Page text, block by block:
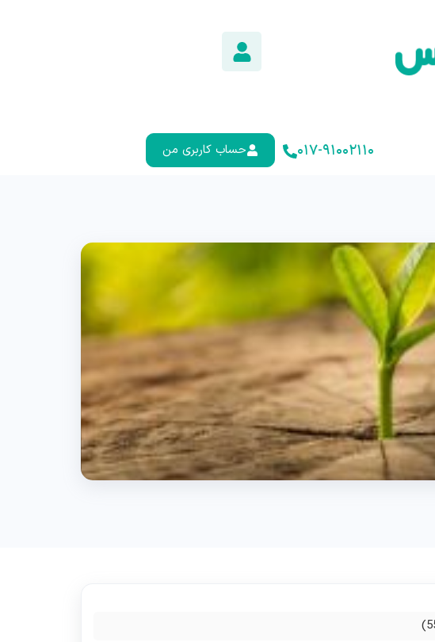
۰۱۷-۹۱۰۰۲۱۱۰ حساب کاربری من